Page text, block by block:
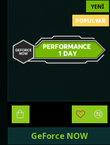
YENI
POPULYAR
GeForce NOW